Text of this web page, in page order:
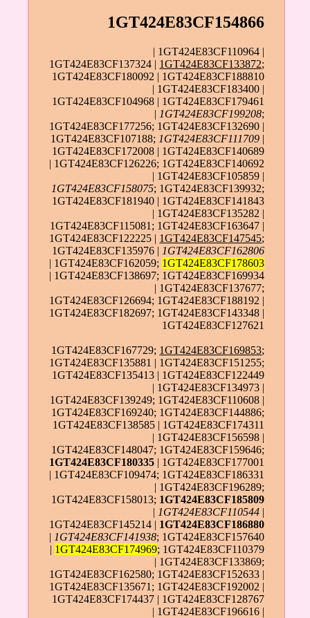
1GT424E83CF154866
| 1GT424E83CF110964 |
1GT424E83CF137324 | 1GT424E83CF133872;
1GT424E83CF180092 | 1GT424E83CF188810
| 1GT424E83CF183400 |
1GT424E83CF104968 | 1GT424E83CF179461
| 1GT424E83CF199208;
1GT424E83CF177256; 1GT424E83CF132690 |
1GT424E83CF107188; 1GT424E83CF111709 |
1GT424E83CF172008 | 1GT424E83CF140689
| 1GT424E83CF126226; 1GT424E83CF140692
| 1GT424E83CF105859 |
1GT424E83CF158075; 1GT424E83CF139932;
1GT424E83CF181940 | 1GT424E83CF141843
| 1GT424E83CF135282 |
1GT424E83CF115081; 1GT424E83CF163647 |
1GT424E83CF122225 | 1GT424E83CF147545;
1GT424E83CF135976 | 1GT424E83CF162806
| 1GT424E83CF162059; 1GT424E83CF178603
| 1GT424E83CF138697; 1GT424E83CF169934
| 1GT424E83CF137677;
1GT424E83CF126694; 1GT424E83CF188192 |
1GT424E83CF182697; 1GT424E83CF143348 |
1GT424E83CF127621
1GT424E83CF167729; 1GT424E83CF169853;
1GT424E83CF135881 | 1GT424E83CF151255;
1GT424E83CF135413 | 1GT424E83CF122449
| 1GT424E83CF134973 |
1GT424E83CF139249; 1GT424E83CF110608 |
1GT424E83CF169240; 1GT424E83CF144886;
1GT424E83CF138585 | 1GT424E83CF174311
| 1GT424E83CF156598 |
1GT424E83CF148047; 1GT424E83CF159646;
1GT424E83CF180335 | 1GT424E83CF177001
| 1GT424E83CF109474; 1GT424E83CF186331
| 1GT424E83CF196289;
1GT424E83CF158013; 1GT424E83CF185809
| 1GT424E83CF110544 |
1GT424E83CF145214 | 1GT424E83CF186880
| 1GT424E83CF141938; 1GT424E83CF157640
| 1GT424E83CF174969; 1GT424E83CF110379
| 1GT424E83CF133869;
1GT424E83CF162580; 1GT424E83CF152633 |
1GT424E83CF135671; 1GT424E83CF192002 |
1GT424E83CF174437 | 1GT424E83CF128767
| 1GT424E83CF196616 |